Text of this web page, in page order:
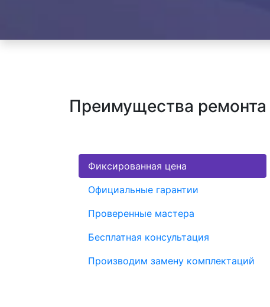
Преимущества ремонта
Фиксированная цена
Официальные гарантии
Проверенные мастера
Бесплатная консультация
Производим замену комплектаций